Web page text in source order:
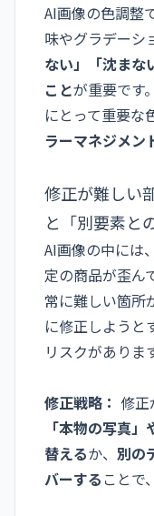
AI画像の色調整
味やグラデーシ
ない」「沈まな
ことが重要です
にとって重要な
ラーマネジメン
修正が難しい
と「別要素と
AI画像の中には
定の商品が歪ん
常に難しい箇所
に修正しようと
リスクがありま
修正戦略： 修正
「本物の写真
替えるか、 別の
バーする ことで